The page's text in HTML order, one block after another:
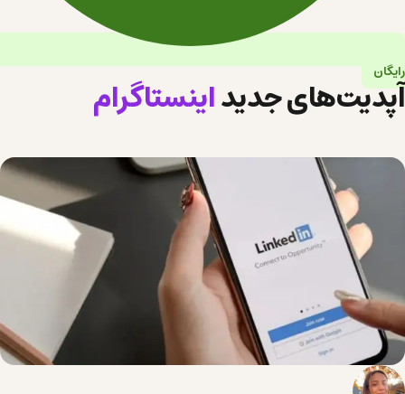
رایگان
آپدیت‌های جدیداینستاگرام